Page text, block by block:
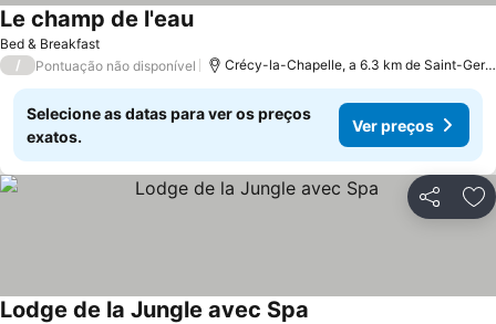
Bed & Breakfast
Le champ de l'eau
/ Pontuação não disponível Crécy-la-Chapelle, a 6.3 km de Saint-Germain-sur-Morin
Selecione as datas para ver os preços
exatos.
Ver preços
Partilhar
Lodge de la Jungle avec Spa